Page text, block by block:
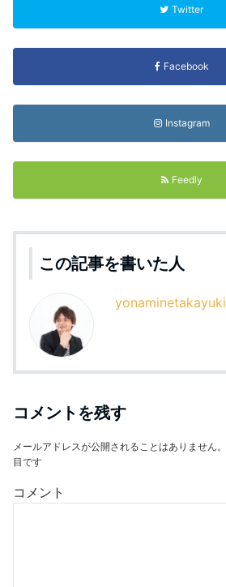
Twitter
Facebook
Instagram
Feedly
この記事を書いた人
yonaminetakayuki
コメントを残す
メールアドレスが公開されることはありません。
目です
コメント